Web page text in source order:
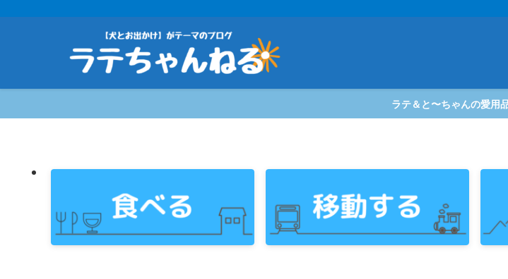
ラテ＆と〜ちゃんの愛用